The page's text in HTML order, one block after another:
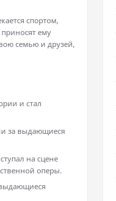
спортом,
ему
семью и друзей,
и стал
за выдающиеся
на сцене
оперы.